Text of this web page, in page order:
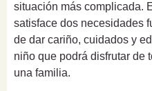
situación más complicada.
satisface dos necesidades
de dar cariño, cuidados y
niño que podrá disfrutar de
una familia.